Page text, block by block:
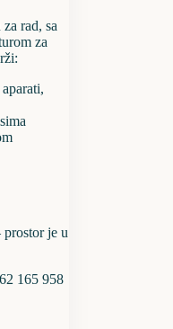
rad, sa
za
je u
165 958